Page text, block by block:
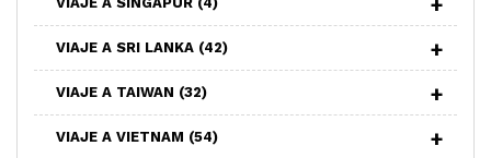
VIAJE A SRI LANKA (42)
VIAJE A TAIWAN (32)
VIAJE A VIETNAM (54)